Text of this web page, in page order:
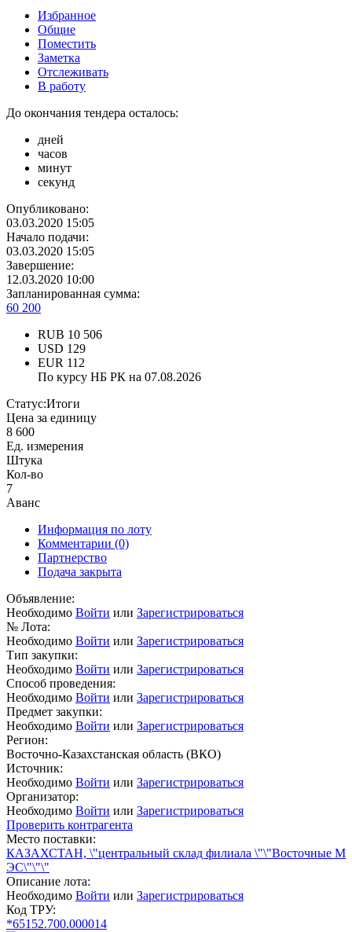
Избранное
Общие
Поместить
Заметка
Отслеживать
В работу
До окончания тендера осталось:
дней
часов
минут
секунд
Опубликовано:
03.03.2020 15:05
Начало подачи:
03.03.2020 15:05
Завершение:
12.03.2020 10:00
Запланированная сумма:
60 200
RUB 10 506
USD 129
EUR 112
По курсу НБ РК на 07.08.2026
Статус:Итоги
Цена за единицу
8 600
Ед. измерения
Штука
Кол-во
7
Аванс
Информация по лоту
Комментарии (0)
Партнерство
Подача закрыта
Объявление:
Необходимо Войти или Зарегистрироваться
№ Лота:
Необходимо Войти или Зарегистрироваться
Тип закупки:
Необходимо Войти или Зарегистрироваться
Способ проведения:
Необходимо Войти или Зарегистрироваться
Предмет закупки:
Необходимо Войти или Зарегистрироваться
Регион:
Восточно-Казахстанская область (ВКО)
Источник:
Необходимо Войти или Зарегистрироваться
Организатор:
Необходимо Войти или Зарегистрироваться
Проверить контрагента
Место поставки:
КАЗАХСТАН, \"центральный склад филиала \"\"Восточные М
ЭС\"\"\"
Описание лота:
Необходимо Войти или Зарегистрироваться
Код ТРУ:
*65152.700.000014